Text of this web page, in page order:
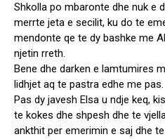
Shkolla po mbaronte dhe nuk e
merrte jeta e secilit, ku do te
mendonte qe te dy bashke me
njetin rreth.
Bene dhe darken e lamtumires
lidhjet aq te pastra edhe me pas.
Pas dy javesh Elsa u ndje keq,
te kokes dhe shpesh dhe te
ankthit per emerimin e saj dhe